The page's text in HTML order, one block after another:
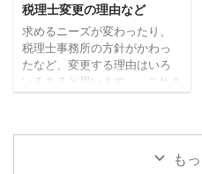
なるので、こういった機会は
勤からスタートなので、、 通
勤がない生活が当たり前にな
っていることもあり、なかな
か大変だなと感じてしまいま
税理士変更の理由など
求めるニーズが変わったり、
税理士事務所の方針がかわっ
たなど、変更する理由はいろ
いろあると思います。 これま
挙してみます。 担当変更が多
情報提供がない 怒られる（よ も